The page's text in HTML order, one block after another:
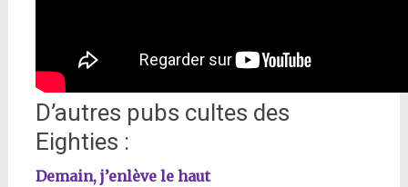
D’autres pubs cultes des
Eighties :
Demain, j’enlève le haut